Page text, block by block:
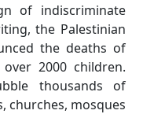
of indiscriminate
the Palestinian
the deaths of
2000 children.
thousands of
churches, mosques